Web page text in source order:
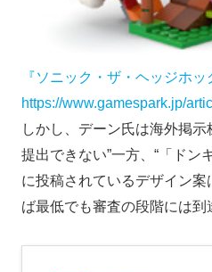
『ソニック・ザ・ヘッジホ
https://www.gamespark.jp/
しかし、デーン氏は海外掲示
提出できない”一方、“「ドン
に投稿されているデザイン
ば最低でも審査の段階には到